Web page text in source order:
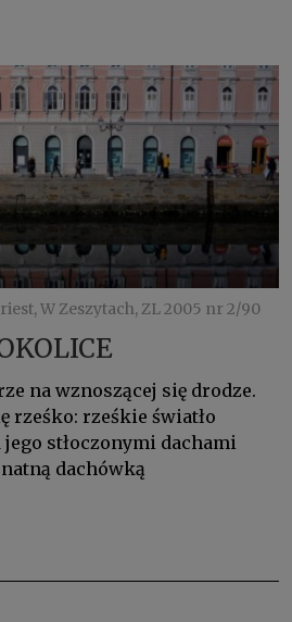
W Zeszytach, ZL 2005 nr 2/90
na wznoszącej się drodze.
rześko: rześkie światło
jego stłoczonymi dachami
dachówką